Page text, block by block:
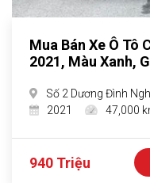
Mua Bán Xe Ô Tô
2021, Màu Xanh,
Số 2 Dương Đình
2021
47,000
940 Triệu